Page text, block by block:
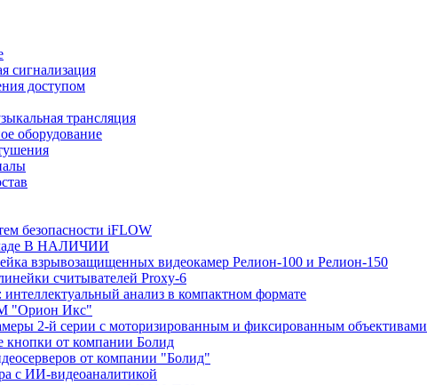
сигнализация
доступом
трансляция
оборудование
безопасности iFLOW
В НАЛИЧИИ
взрывозащищенных видеокамер Релион-100 и Релион-150
считывателей Proxy-6
анализ в компактном формате
"Орион Икс"
2-й серии с моторизированным и фиксированным объективами
от компании Болид
от компании "Болид"
с ИИ-видеоаналитикой